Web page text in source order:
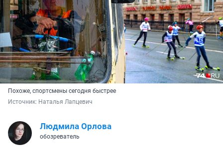
Похоже, спортсмены сегодня быстрее
Источник: Наталья Лапцевич
Людмила Орлова
обозреватель